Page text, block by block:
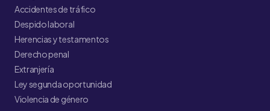
Accidentes de tráfico
Despido laboral
Herencias y testamentos
Derecho penal
Extranjería
Ley segunda oportunidad
Violencia de género